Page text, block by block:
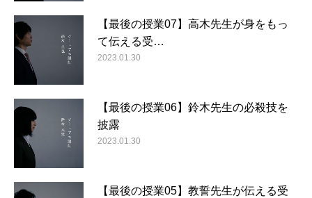
【最後の授業07】高木先生が身をもっ
て伝える受…
2023.01.30
【最後の授業06】鈴木先生の必殺技を
披露
2023.01.30
【最後の授業05】教誓先生が伝える受